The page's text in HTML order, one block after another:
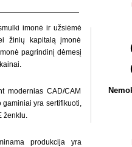
imonė ir užsiėmė
žinių kapitalą įmonė
pagrindinį dėmesį
modernias CAD/CAM
gaminiai yra sertifikuoti,
ženklu.
produkcija yra